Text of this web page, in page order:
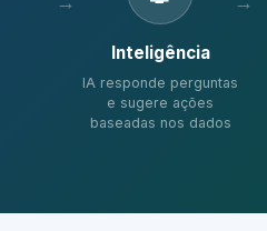
Inteligência
IA responde perguntas
e sugere ações
baseadas nos dados